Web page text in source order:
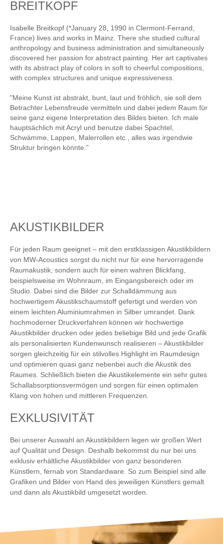
BREITKOPF
Isabelle Breitkopf (*January 28, 1990 in Clermont-Ferrand,
France) lives and works in Mainz. There she studied cultural
anthropology and business administration and simultaneously
discovered her passion for abstract painting. Her art captivates
with its abstract play of colors in soft to cheerful compositions,
with complex structures and unique expressiveness.
"Meine Kunst ist abstrakt, bunt, laut und fröhlich, sie soll dem
Betrachter Lebensfreude vermitteln und dabei jedem Raum für
seine ganz eigene Interpretation des Bildes bieten. Ich male
hauptsächlich mit Acryl und benutze dabei Spachtel,
Schwämme, Lappen, Malerrollen etc., alles was irgendwie
Struktur bringen könnte."
AKUSTIKBILDER
Für jeden Raum geeignet – mit den erstklassigen Akustikbildern
von MW-Acoustics sorgst du nicht nur für eine hervorragende
Raumakustik, sondern auch für einen wahren Blickfang,
beispielsweise im Wohnraum, im Eingangsbereich oder im
Studio. Dabei sind die Bilder zur Schalldämmung aus
hochwertigem Akustikschaumstoff gefertigt und werden von
einem leichten Aluminiumrahmen in Silber umrandet. Dank
hochmoderner Druckverfahren können wir hochwertige
Akustikbilder drucken oder jedes beliebige Bild und jede Grafik
als personalisierten Kundenwunsch realisieren – Akustikbilder
sorgen gleichzeitig für ein stilvolles Highlight im Raumdesign
und optimieren quasi ganz nebenbei auch die Akustik des
Raumes. Schließlich bieten die Akustikelemente ein sehr gutes
Schallabsorptionsvermögen und sorgen für einen optimalen
Klang von hohen und mittleren Frequenzen.
EXKLUSIVITÄT
Bei unserer Auswahl an Akustikbildern legen wir großen Wert
auf Qualität und Design. Deshalb bekommst du nur bei uns
exklusiv erhältliche Akustikbilder von ganz besonderen
Künstlern, fernab von Standardware. So zum Beispiel sind alle
Grafiken und Bilder von Hand des jeweiligen Künstlers gemalt
und dann als Akustikbild umgesetzt worden.